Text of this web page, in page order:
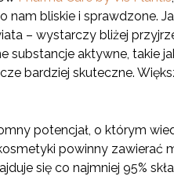
bliskie i sprawdzone.
– wystarczy bliżej
aktywne, takie
bardziej skuteczne.
potencjał, o którym
powinny zawierać
się co najmniej 95%